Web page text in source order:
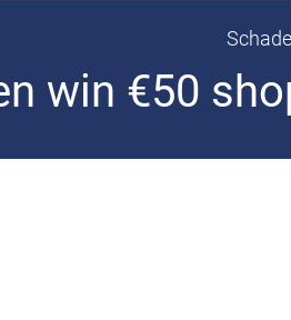
win €50